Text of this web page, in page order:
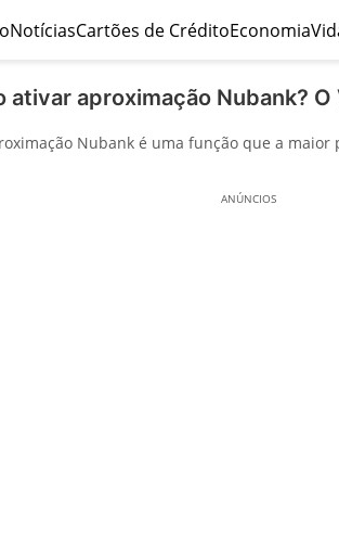
NotíciasCartões de CréditoEconomia
ativar aproximação Nubank?
Nubank é uma função que a maior
ANÚNCIOS